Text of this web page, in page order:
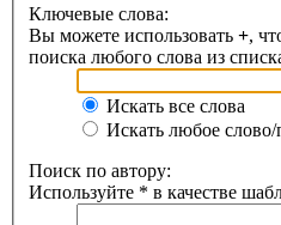
Ключевые слова:
Вы можете использовать +,
поиска любого слова из
Искать все слова
Искать любое слово/
Поиск по автору:
Используйте * в качестве